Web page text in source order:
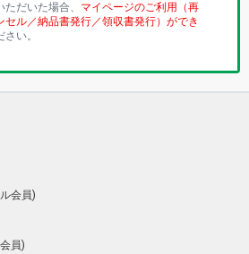
だいた場合、 マイページのご利用（再
セル／納品書発行／領収書発行）ができ
い。
会員)
員)